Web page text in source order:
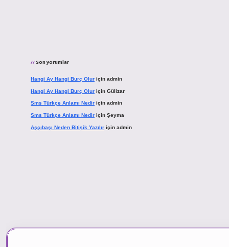
Son yorumlar
Hangi Ay Hangi Burç Olur içinadmin
Hangi Ay Hangi Burç Olur içinGülizar
Sms Türkçe Anlamı Nedir içinadmin
Sms Türkçe Anlamı Nedir içinŞeyma
Aşçıbaşı Neden Bitişik Yazılır içinadmin